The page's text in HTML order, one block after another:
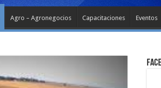
Agro – Agronegocios Capacitaciones Eventos